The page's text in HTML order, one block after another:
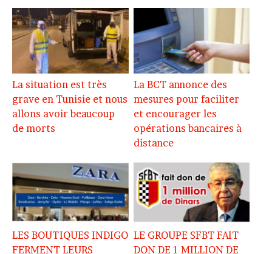
La situation est très
grave en Tunisie et nous
allons avoir beaucoup
de morts
La BCT annonce des
mesures pour faciliter
et encourager les
opérations bancaires à
distance
LES BOUTIQUES INDIGO
FERMENT LEURS
LE GROUPE SFBT FAIT
DON DE 1 MILLION DE